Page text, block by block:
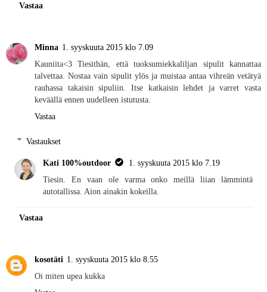
Vastaa
Minna 1. syyskuuta 2015 klo 7.09
Kauniita<3 Tiesithän, että tuoksumiekkaliljan sipulit kannattaa
talvettaa. Nostaa vain sipulit ylös ja muistaa antaa vihreän vetätyä
rauhassa takaisin sipuliin. Itse katkaisin lehdet ja varret vasta
keväällä ennen uudelleen istutusta.
Vastaa
Vastaukset
Kati 100%outdoor
1. syyskuuta 2015 klo 7.19
Tiesin. En vaan ole varma onko meillä liian lämmintä
autotallissa. Aion ainakin kokeilla.
Vastaa
kosotäti 1. syyskuuta 2015 klo 8.55
Oi miten upea kukka